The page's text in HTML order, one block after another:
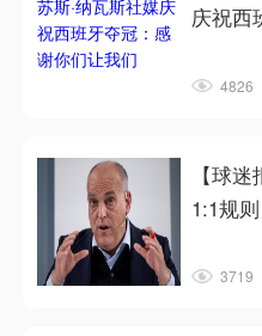
庆祝西
4826
【球
1:1规
3719